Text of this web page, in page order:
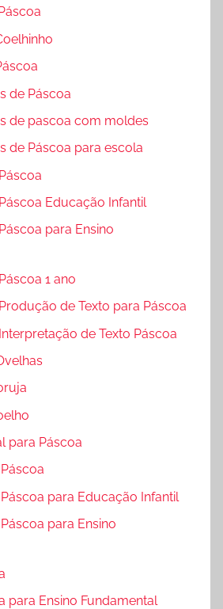
de Páscoa
de pascoa com moldes
de Páscoa para escola
Educação Infantil
para Ensino
1 ano
de Texto para Páscoa
de Texto Páscoa
para Páscoa
para Educação Infantil
para Ensino
para Ensino Fundamental